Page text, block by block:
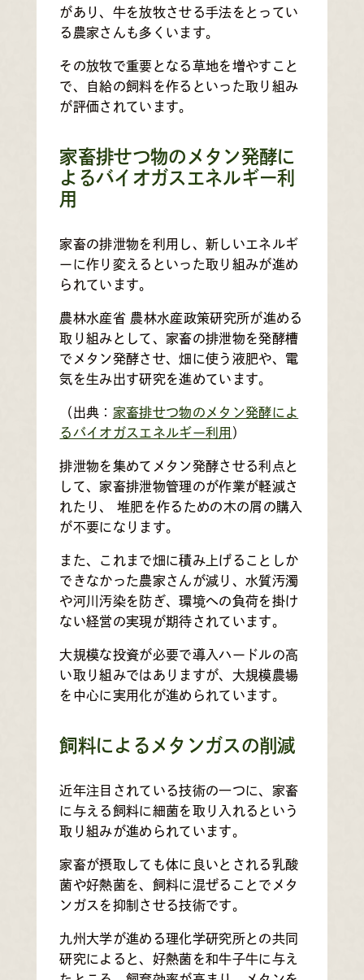
があり、牛を放牧させる手法をとってい
る農家さんも多くいます。
その放牧で重要となる草地を増やすこと
で、自給の飼料を作るといった取り組み
が評価されています。
家畜排せつ物のメタン発酵に
よるバイオガスエネルギー利
用
家畜の排泄物を利用し、新しいエネルギ
ーに作り変えるといった取り組みが進め
られています。
農林水産省 農林水産政策研究所が進める
取り組みとして、家畜の排泄物を発酵槽
でメタン発酵させ、畑に使う液肥や、電
気を生み出す研究を進めています。
（出典： 家畜排せつ物のメタン発酵によ
るバイオガスエネルギー利用 ）
排泄物を集めてメタン発酵させる利点と
して、家畜排泄物管理のが作業が軽減さ
れたり、 堆肥を作るための木の屑の購入
が不要になります。
また、これまで畑に積み上げることしか
できなかった農家さんが減り、水質汚濁
や河川汚染を防ぎ、環境への負荷を掛け
ない経営の実現が期待されています。
大規模な投資が必要で導入ハードルの高
い取り組みではありますが、大規模農場
を中心に実用化が進められています。
飼料によるメタンガスの削減
近年注目されている技術の一つに、家畜
に与える飼料に細菌を取り入れるという
取り組みが進められています。
家畜が摂取しても体に良いとされる乳酸
菌や好熱菌を、飼料に混ぜることでメタ
ンガスを抑制させる技術です。
九州大学が進める理化学研究所との共同
研究によると、好熱菌を和牛子牛に与え